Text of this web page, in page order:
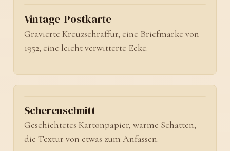
Vintage-Postkarte
Gravierte Kreuzschraffur, eine Briefmarke von
1952, eine leicht verwitterte Ecke.
Scherenschnitt
Geschichtetes Kartonpapier, warme Schatten,
die Textur von etwas zum Anfassen.